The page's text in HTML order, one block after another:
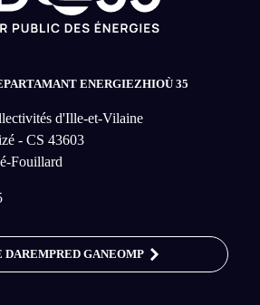
ENERGIEZHIOÙ 35
d'Ille-et-Vilaine
- CS 43603
Fouillard
DAREMPRED GANEOMP